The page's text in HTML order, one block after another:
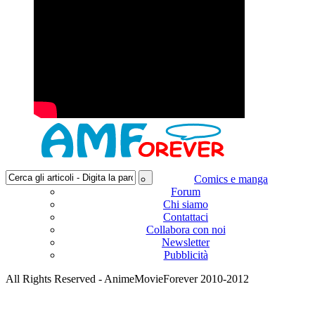
Comics e manga
Forum
Chi siamo
Contattaci
Collabora con noi
Newsletter
Pubblicità
All Rights Reserved - AnimeMovieForever 2010-2012